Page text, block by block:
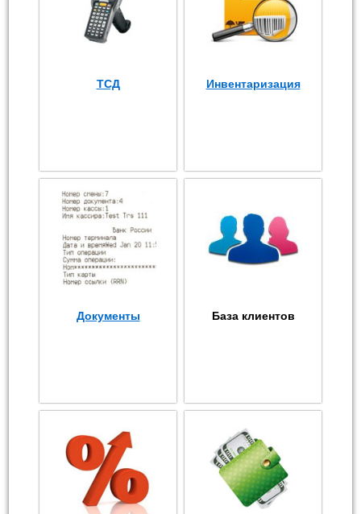
ТСД Инвентаризация
Документы База клиентов